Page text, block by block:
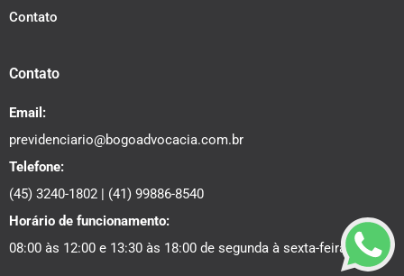
Contato
Contato
Email:
previdenciario@bogoadvocacia.com.br
Telefone:
(45) 3240-1802 | (41) 99886-8540
Horário de funcionamento:
08:00 às 12:00 e 13:30 às 18:00 de segunda à sexta-feira.